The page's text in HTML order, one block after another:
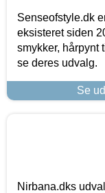
Senseofstyle.dk
eksisteret siden
smykker, hårpynt
se deres udvalg.
Se
Nirbana.dks